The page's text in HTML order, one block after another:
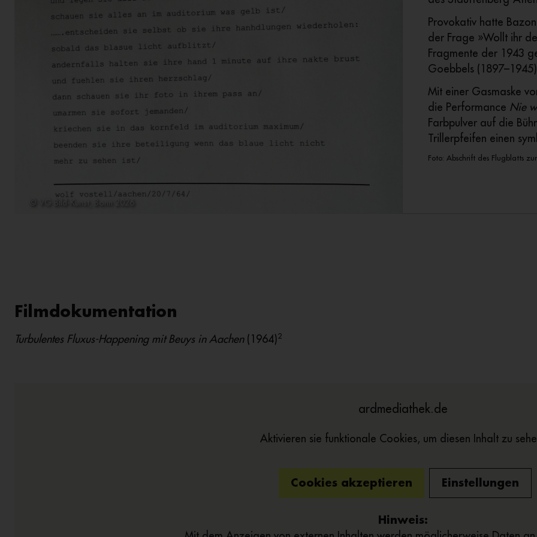
© VG Bild-Kunst, Bonn 2026
Provokativ hatte
der Frage »Wollt ihr
Fragmente der 1943
Goebbels
Mit einer Gasmaske
die Performance Nie
Farbpulver auf die
Trillerpfeifen einen
Foto: Abschrift des Flugblatts
Filmdokumentation
Turbulentes Fluxus-Happening mit Beuys in Aachen (1964)2
ardmediathek.de
Aktivieren sie funktionale Cookies, um diesen Inhalt zu
Cookies akzeptieren Einstellungen
Hinweis: